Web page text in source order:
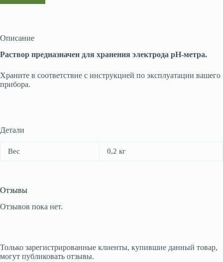
Описание
Раствор предназначен для хранения электрода pH-метра.
Храните в соответствие с инструкцией по эксплуатации вашего
прибора.
Детали
Вес 0,2 кг
Отзывы
Отзывов пока нет.
Только зарегистрированные клиенты, купившие данный товар,
могут публиковать отзывы.